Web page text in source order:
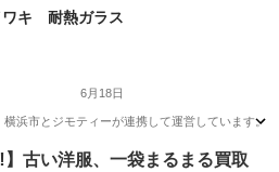
リユース
ワキ 耐熱ガラス
6月18日
横浜市とジモティーが連携して運営していま
ユース
】古い洋服、一袋まるまる買取